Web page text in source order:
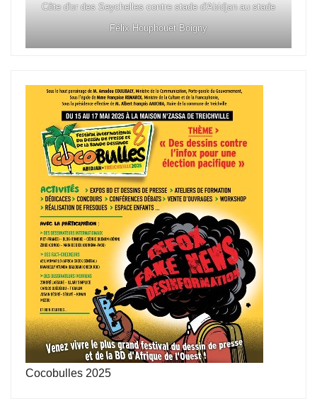
Côte d'or des Seychelles contre stade d'Abidjan au stade
Félix Houphouët Boigny
Cocobulles 2025